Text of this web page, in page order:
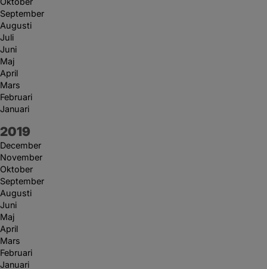
September
Augusti
Juli
Juni
Maj
April
Mars
Februari
Januari
År:
2019
December
November
Oktober
September
Augusti
Juni
Maj
April
Mars
Februari
Januari